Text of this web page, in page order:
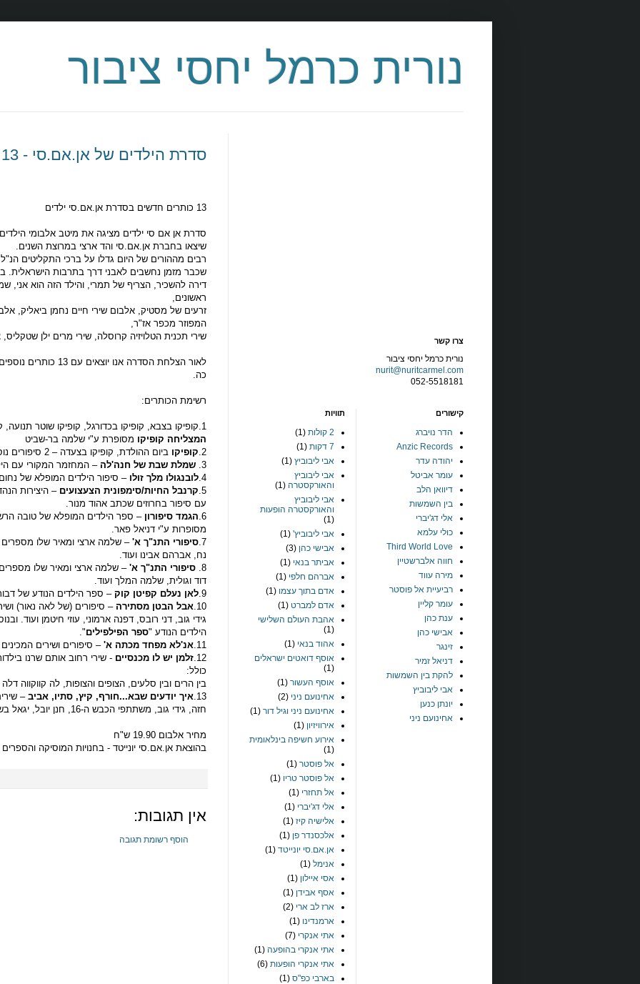
נורית כרמל יחסי ציבור
סדרת הילדים של אן.אם.סי - 13 כותרים חדשים !
13 כותרים חדשים בסדרת אן.אם.סי ילדים
סדרת אן אם סי ילדים מציגה את מיטב אלבומי הילדים
שיצאו בחברת אן.אם.סי והד ארצי במרוצת השנים.
רבים מההורים של היום גדלו על ברכי התקליטים הנ"ל,
שכבר מזמן נחשבים לאבני דרך בתרבות הישראלית.
ראשונים,
זרעים של מסטיק, אלבום שירי חיים נחמן ביאליק,
המפוזר מכפר אז"ר,
שירי תכנית הטלויזיה קרוסלה, שירי מרים ילן שטקליס,
כה.
רשימת הכותרים:
1.קופיקו בצבא, קופיקו בכדורגל, קופיקו שוטר תנועה, קופיקו הקוסם –
המצליחה קופיקו מסופרת ע"י שלמה בר-שביט
2. קופיקו ביום ההולדת, קופיקו בצעדה – 2 סיפורים נוספים בסדרה.
3. שמלת שבת של חנה'לה – המחזמר המקורי עם
4. לובנגולו מלך זולו – סיפור הילדים המופלא של
5. קרנבל החיות/סימפונית הצעצועים – היצירות
עם סיפור בחרוזים שכתב אהוד מנור.
6. הגמד סיפורון – ספר הילדים המופלא של טובה
מסופרות ע"י דניאל פאר.
7. סיפורי התנ"ך א'– שלמה ארצי ומאיר שלו
נח, אברהם אבינו ועוד.
8. סיפורי התנ"ך א' – שלמה ארצי ומאיר שלו
דוד וגולית, שלמה המלך ועוד.
9. לאן נעלם קפיטן קוק – ספר הילדים הנודע של
10. אבל הבטן מסתירה– סיפורים (של לאה נאור)
גידי גוב, דני רובס, דפנה ארמוני, עוזי חיטמן ועוד.
הילדים הנודע "ספר הפילפילים".
11. אנ'לא מפחד מכתה א' – סיפורים ושירים
12. זלמן יש לו מכנסיים - שירי רחוב אותם שרנו
כולל:
בין הרים ובין סלעים, הצופים והצופות, לה קווקווה
13. איך יודעים שבא...חורף, קיץ, סתיו, אביב–
חזה, גידי גוב, משתתפי הכבש ה-16, חנן יובל, יגאל בשן ועוד.
מחיר אלבום 19.90 ש"ח
בהוצאת אן.אם.סי יונייטד - בחנויות המוסיקה והספרים
אין תגובות:
הוסף רשומת תגובה
צרו קשר
נורית כרמל יחסי ציבור
nurit@nuritcarmel.com
052-5518181
קישורים
הדר נויברג
Anzic Records
יהודה עדר
עומר אביטל
דיוואן הלב
בין השמשות
אלי דג'יברי
כולי עלמא
Third World Love
חווה אלברשטיין
מירה עווד
רביעיית אל פוסטר
עומר קליין
ענת כהן
אבישי כהן
זינגר
דניאל זמיר
להקת בין השמשות
אבי ליבוביץ
יונתן כנען
אחינועם ניני
תוויות
2 קולות
(1)
7 דקות
(1)
אבי ליבוביץ (1)
אבי ליבוביץ
והאורקסטרה (1)
אבי ליבוביץ
והאורקסטרה הופעות
(1)
אבי ליבוביץ' (1)
אבישי כהן (3)
אביתר בנאי (1)
אברהם חלפי (1)
אדם בתוך עצמו (1)
אדם למברט (1)
אהבת העולם השלישי
(1)
אהוד בנאי (1)
אוסף דואטים ישראלים
(1)
אוסף העשור (1)
אחינועם ניני (2)
אחינועם ניני וגיל דור (1)
אירוויזיון (1)
אירוע חשיפה בינלאומית
(1)
אל פוסטר (1)
אל פוסטר טריו (1)
אל תחזרי (1)
אלי דג'יברי (1)
אלישיה קיז (1)
אלכסנדר פן (1)
אן.אם.סי יונייטד (1)
אנימל (1)
אסי איילון (1)
אסף אבידן (1)
ארז לב ארי (2)
ארמנדינו (1)
אתי אנקרי (7)
אתי אנקרי בהופעה (1)
אתי אנקרי הופעות (6)
בארבי כפ"ס (1)